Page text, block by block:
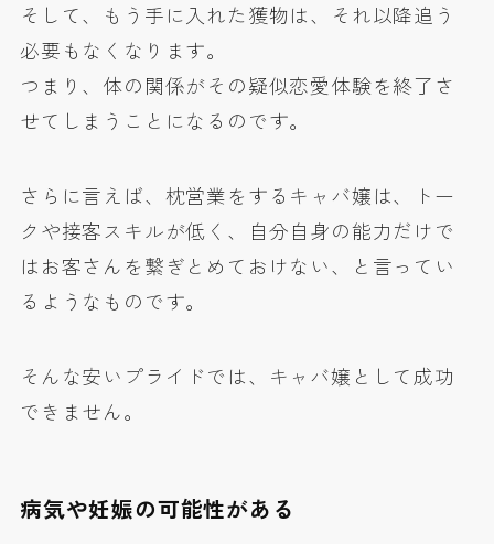
そして、もう手に入れた獲物は、それ以降追う
必要もなくなります。
つまり、体の関係がその疑似恋愛体験を終了さ
せてしまうことになるのです。
さらに言えば、枕営業をするキャバ嬢は、トー
クや接客スキルが低く、自分自身の能力だけで
はお客さんを繋ぎとめておけない、と言ってい
るようなものです。
そんな安いプライドでは、キャバ嬢として成功
できません。
病気や妊娠の可能性がある